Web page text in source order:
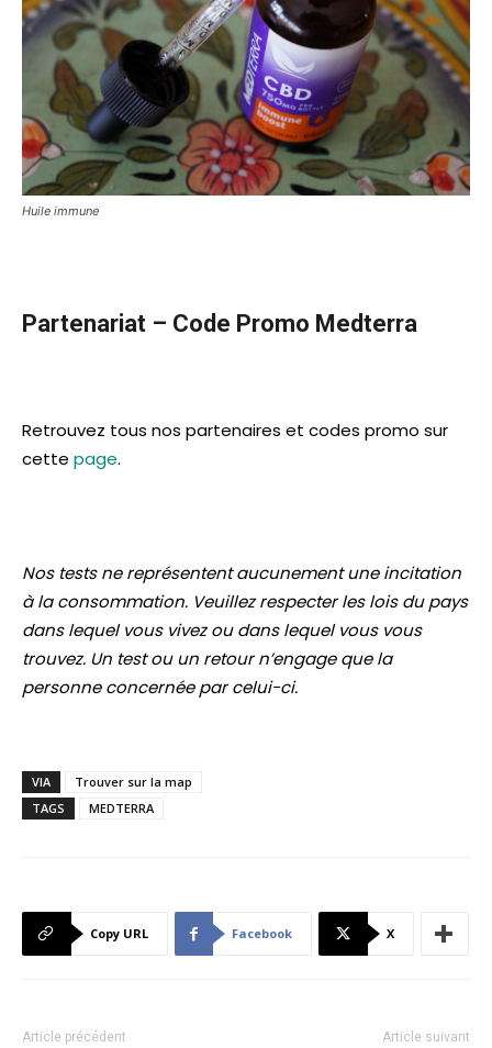
Huile immune
Partenariat – Code Promo Medterra
Retrouvez tous nos partenaires et codes promo sur
cette page.
Nos tests ne représentent aucunement une incitation
à la consommation. Veuillez respecter les lois du pays
dans lequel vous vivez ou dans lequel vous vous
trouvez. Un test ou un retour n’engage que la
personne concernée par celui-ci.
VIA
Trouver sur la map
TAGS
MEDTERRA
Copy URL Facebook X
Article précédent Article suivant